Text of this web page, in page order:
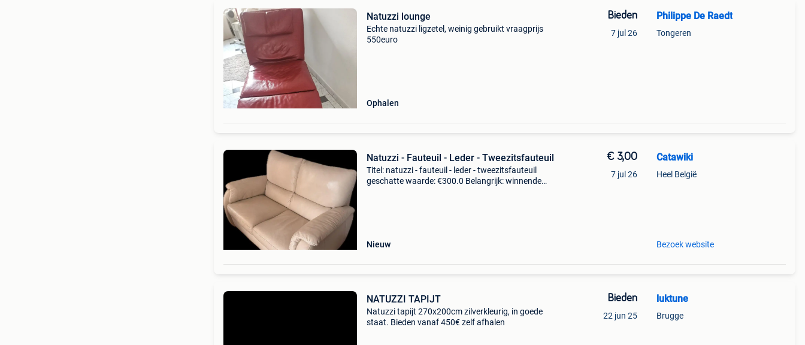
Natuzzi lounge
Echte natuzzi ligzetel, weinig gebruikt vraagprijs
550euro
Ophalen
Bieden
7 jul 26
Philippe De Raedt
Tongeren
Natuzzi - Fauteuil - Leder - Tweezitsfauteuil
Titel: natuzzi - fauteuil - leder - tweezitsfauteuil
geschatte waarde: €300.0 Belangrijk: winnende
Nieuw
€ 3,00
7 jul 26
Catawiki
Heel België
Bezoek website
NATUZZI TAPIJT
Natuzzi tapijt 270x200cm zilverkleurig, in goede
staat. Bieden vanaf 450€ zelf afhalen
Bieden
22 jun 25
luktune
Brugge